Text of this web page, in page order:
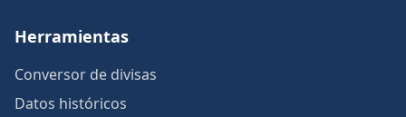
Herramientas
Conversor de divisas
Datos históricos